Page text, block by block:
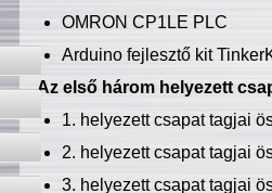
OMRON CP1LE PLC
Arduino fejlesztő kit
Az első három helyezett
1. helyezett csapat tagjai
2. helyezett csapat tagjai
3. helyezett csapat tagjai